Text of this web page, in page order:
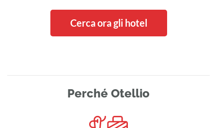
Cerca ora gli hotel
Perché Otellio